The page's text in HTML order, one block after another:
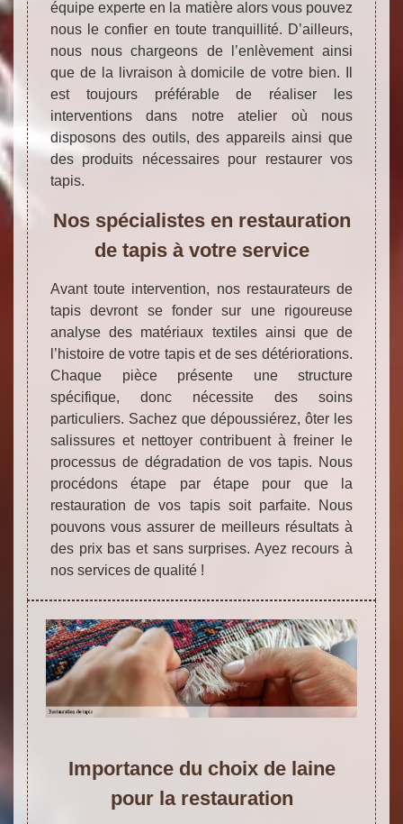
équipe experte en la matière alors vous pouvez
nous le confier en toute tranquillité. D’ailleurs,
nous nous chargeons de l’enlèvement ainsi
que de la livraison à domicile de votre bien. Il
est toujours préférable de réaliser les
interventions dans notre atelier où nous
disposons des outils, des appareils ainsi que
des produits nécessaires pour restaurer vos
tapis.
Nos spécialistes en restauration
de tapis à votre service
Avant toute intervention, nos restaurateurs de
tapis devront se fonder sur une rigoureuse
analyse des matériaux textiles ainsi que de
l’histoire de votre tapis et de ses détériorations.
Chaque pièce présente une structure
spécifique, donc nécessite des soins
particuliers. Sachez que dépoussiérez, ôter les
salissures et nettoyer contribuent à freiner le
processus de dégradation de vos tapis. Nous
procédons étape par étape pour que la
restauration de vos tapis soit parfaite. Nous
pouvons vous assurer de meilleurs résultats à
des prix bas et sans surprises. Ayez recours à
nos services de qualité !
Importance du choix de laine
pour la restauration